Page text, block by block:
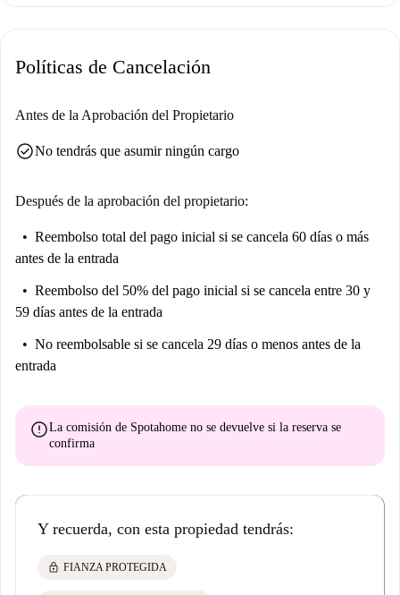
Políticas de Cancelación
Antes de la Aprobación del Propietario
check_circleNo tendrás que asumir ningún cargo
Después de la aprobación del propietario:
Reembolso total del pago inicial si se cancela 60 días o más
antes de la entrada
Reembolso del 50% del pago inicial si se cancela entre 30 y
59 días antes de la entrada
No reembolsable si se cancela 29 días o menos antes de la
entrada
errorLa comisión de Spotahome no se devuelve si la reserva se
confirma
Y recuerda, con esta propiedad tendrás:
lock FIANZA PROTEGIDA